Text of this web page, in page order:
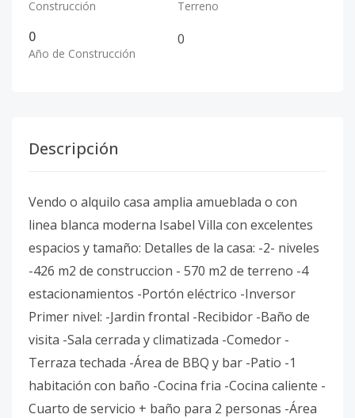
Construcción Terreno
0
Año de Construcción
0
Descripción
Vendo o alquilo casa amplia amueblada o con
linea blanca moderna Isabel Villa con excelentes
espacios y tamaño: Detalles de la casa: -2- niveles
-426 m2 de construccion - 570 m2 de terreno -4
estacionamientos -Portón eléctrico -Inversor
Primer nivel: -Jardin frontal -Recibidor -Baño de
visita -Sala cerrada y climatizada -Comedor -
Terraza techada -Área de BBQ y bar -Patio -1
habitación con baño -Cocina fria -Cocina caliente -
Cuarto de servicio + baño para 2 personas -Área